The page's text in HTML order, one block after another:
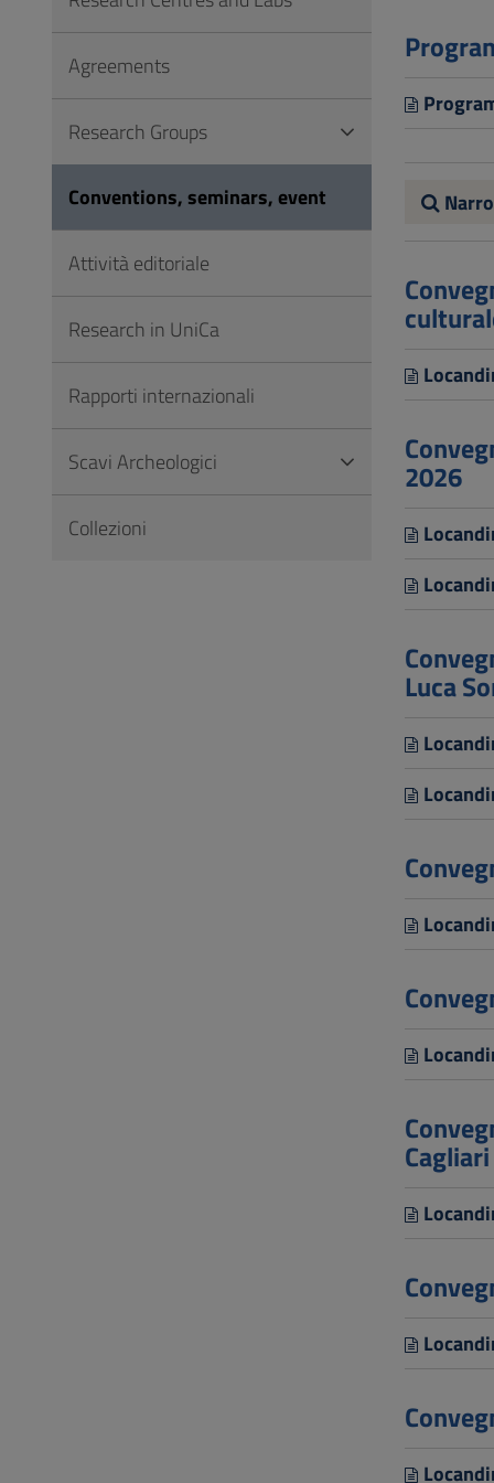
Footer
2026
Luca
Agreements
Research Groups
Conventions, seminars, event
Attività editoriale
Research in UniCa
Rapporti internazionali
Scavi Archeologici
Collezioni